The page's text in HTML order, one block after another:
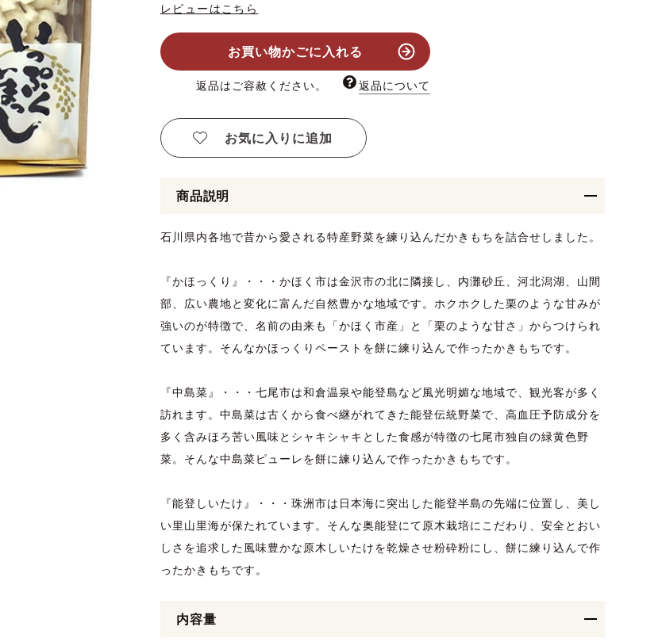
レビューはこちら
お買い物かごに入れる
返品はご容赦ください。 返品について
お気に入りに追加
商品説明
石川県内各地で昔から愛される特産野菜を練り込んだかきもちを詰合せしました。
『かほっくり』・・・かほく市は金沢市の北に隣接し、内灘砂丘、河北潟湖、山間
部、広い農地と変化に富んだ自然豊かな地域です。ホクホクした栗のような甘みが
強いのが特徴で、名前の由来も「かほく市産」と「栗のような甘さ」からつけられ
ています。そんなかほっくりペーストを餅に練り込んで作ったかきもちです。
『中島菜』・・・七尾市は和倉温泉や能登島など風光明媚な地域で、観光客が多く
訪れます。中島菜は古くから食べ継がれてきた能登伝統野菜で、高血圧予防成分を
多く含みほろ苦い風味とシャキシャキとした食感が特徴の七尾市独自の緑黄色野
菜。そんな中島菜ピューレを餅に練り込んで作ったかきもちです。
『能登しいたけ』・・・珠洲市は日本海に突出した能登半島の先端に位置し、美し
い里山里海が保たれています。そんな奥能登にて原木栽培にこだわり、安全とおい
しさを追求した風味豊かな原木しいたけを乾燥させ粉砕粉にし、餅に練り込んで作
ったかきもちです。
内容量